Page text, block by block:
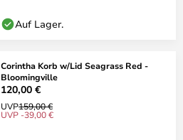
Auf Lager.
Corintha Korb w/Lid Seagrass Red -
Bloomingville
120,00 €
UVP159,00 €
UVP -39,00 €